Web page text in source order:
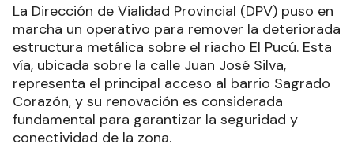
La Dirección de Vialidad Provincial (DPV) puso en
marcha un operativo para remover la deteriorada
estructura metálica sobre el riacho El Pucú. Esta
vía, ubicada sobre la calle Juan José Silva,
representa el principal acceso al barrio Sagrado
Corazón, y su renovación es considerada
fundamental para garantizar la seguridad y
conectividad de la zona.